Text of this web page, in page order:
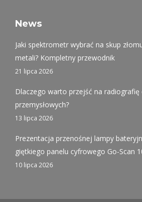
opens
new
window
opens
new
window
new
window
News
Jaki spektrometr wybrać na skup
metali? Kompletny przewodnik
21 lipca 2026
Dlaczego warto przejść na
przemysłowych?
13 lipca 2026
Prezentacja przenośnej lampy
giętkiego panelu cyfrowego Go-Scan
10 lipca 2026